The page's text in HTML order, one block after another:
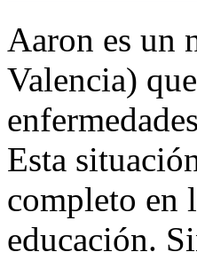
Aaron es un
Valencia)
Esta
completo en
educación.